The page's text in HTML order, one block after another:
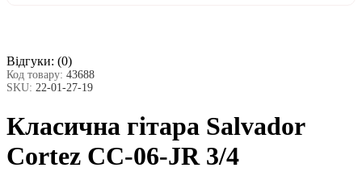
Відгуки: (0)
Код товару: 43688
SKU: 22-01-27-19
Класична гітара Salvador
Cortez CC-06-JR 3/4